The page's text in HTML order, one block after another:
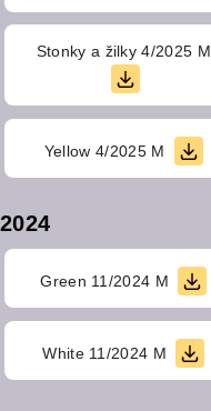
Stonky a žilky 4/2025 M
Yellow 4/2025 M
2024
Green 11/2024 M
White 11/2024 M